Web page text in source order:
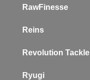
RawFinesse
Reins
Revolution Tackle
Ryugi